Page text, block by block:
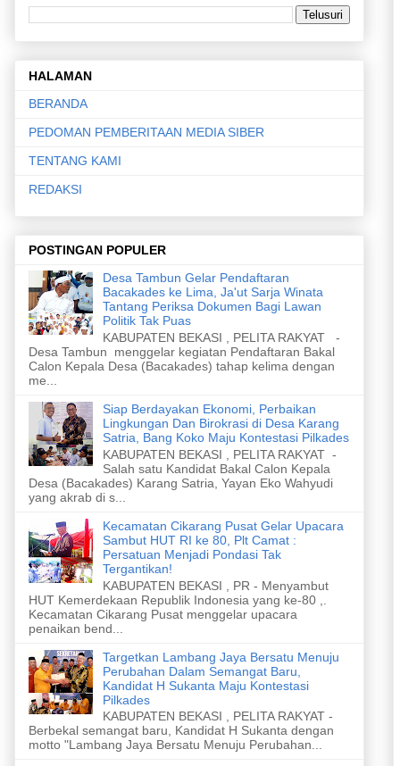
HALAMAN
BERANDA
PEDOMAN PEMBERITAAN MEDIA SIBER
TENTANG KAMI
REDAKSI
POSTINGAN POPULER
Desa Tambun Gelar Pendaftaran
Bacakades ke Lima, Ja'ut Sarja Winata
Tantang Periksa Dokumen Bagi Lawan
Politik Tak Puas
KABUPATEN BEKASI , PELITA RAKYAT -
Desa Tambun menggelar kegiatan Pendaftaran Bakal
Calon Kepala Desa (Bacakades) tahap kelima dengan
me...
Siap Berdayakan Ekonomi, Perbaikan
Lingkungan Dan Birokrasi di Desa Karang
Satria, Bang Koko Maju Kontestasi Pilkades
KABUPATEN BEKASI , PELITA RAKYAT -
Salah satu Kandidat Bakal Calon Kepala
Desa (Bacakades) Karang Satria, Yayan Eko Wahyudi
yang akrab di s...
Kecamatan Cikarang Pusat Gelar Upacara
Sambut HUT RI ke 80, Plt Camat :
Persatuan Menjadi Pondasi Tak
Tergantikan!
KABUPATEN BEKASI , PR - Menyambut
HUT Kemerdekaan Republik Indonesia yang ke-80 ,.
Kecamatan Cikarang Pusat menggelar upacara
penaikan bend...
Targetkan Lambang Jaya Bersatu Menuju
Perubahan Dalam Semangat Baru,
Kandidat H Sukanta Maju Kontestasi
Pilkades
KABUPATEN BEKASI , PELITA RAKYAT -
Berbekal semangat baru, Kandidat H Sukanta dengan
motto "Lambang Jaya Bersatu Menuju Perubahan...